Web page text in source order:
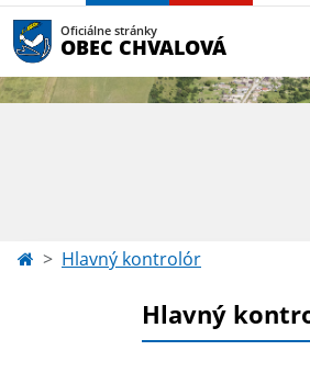
Oficiálne stránky
OBEC CHVALOVÁ
Hlavný kontrolór
Hlavný